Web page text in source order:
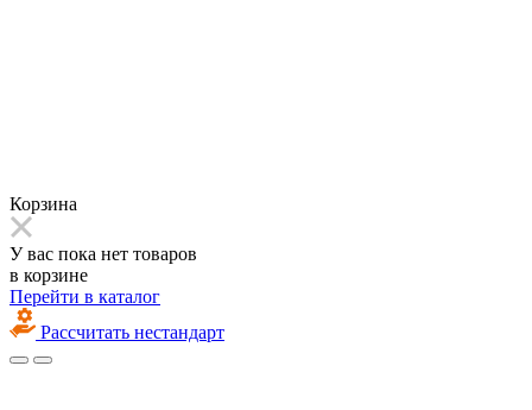
Корзина
У вас пока нет товаров
в корзине
Перейти в каталог
Рассчитать нестандарт